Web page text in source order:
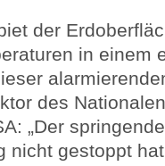
der
in einem
des
„Der
nicht gestoppt